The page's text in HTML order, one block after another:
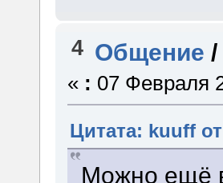
4 Общение /
« : 07 Февраля
Цитата: kuuff
Можно ещё